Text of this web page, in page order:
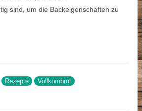
sind, um die Backeigenschaften zu
Rezepte Vollkornbrot